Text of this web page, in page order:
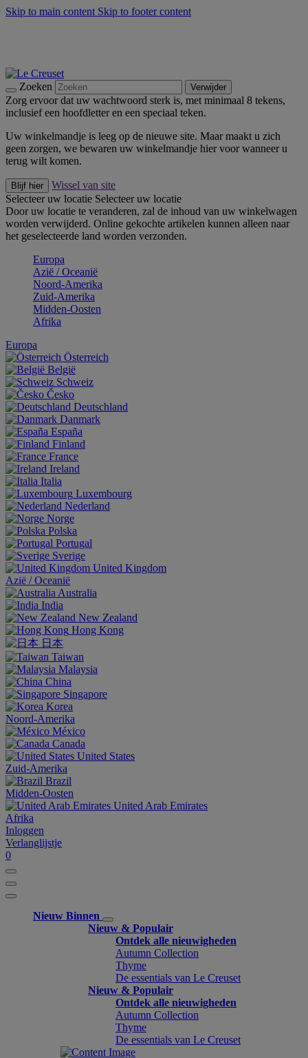
Skip to main content Skip to footer content
Zoeken Verwijder
Zorg ervoor dat uw wachtwoord sterk is, met minimaal 8 tekens,
inclusief een hoofdletter en een speciaal teken.
Uw winkelmandje is leeg op de nieuwe site. Maar maakt u zich
geen zorgen, we bewaren uw winkelmandje hier voor wanneer u
terug wilt komen.
Blijf hier
Wissel van site
Selecteer uw locatie Selecteer uw locatie
Door uw locatie te veranderen, zal de inhoud van uw winkelwagen
worden verwijderd. Online gekochte artikelen kunnen alleen naar
het geselecteerde land worden verzonden.
Europa
Aziё / Oceaniё
Noord-Amerika
Zuid-Amerika
Midden-Oosten
Afrika
Europa
Österreich
België
Schweiz
Česko
Deutschland
Danmark
España
Finland
France
Ireland
Italia
Luxembourg
Nederland
Norge
Polska
Portugal
Sverige
United Kingdom
Aziё / Oceaniё
Australia
India
New Zealand
Hong Kong
日本
Taiwan
Malaysia
China
Singapore
Korea
Noord-Amerika
México
Canada
United States
Zuid-Amerika
Brazil
Midden-Oosten
United Arab Emirates
Afrika
Inloggen
Verlanglijstje
0
Nieuw Binnen
Nieuw & Populair
Ontdek alle nieuwigheden
Autumn Collection
Thyme
De essentials van Le Creuset
Nieuw & Populair
Ontdek alle nieuwigheden
Autumn Collection
Thyme
De essentials van Le Creuset